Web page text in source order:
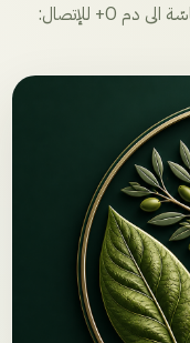
مستشفى &quot;المعونات&quot; بحاجة ماسّة الى دم O+ للإتصال: